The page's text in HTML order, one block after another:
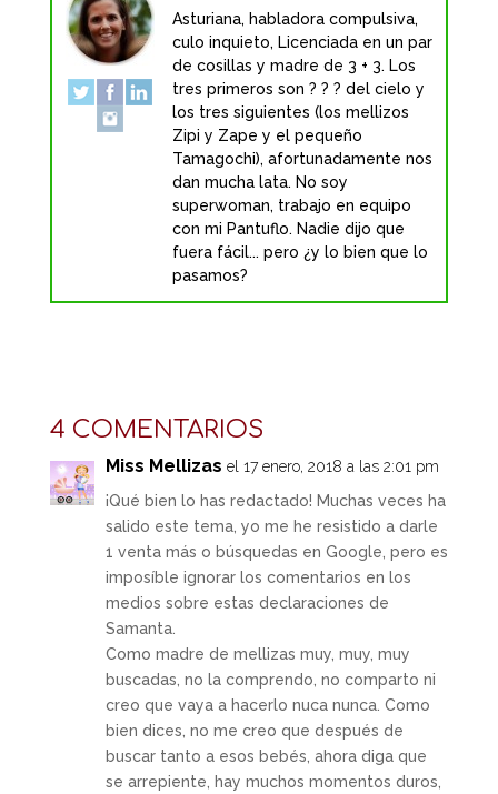
Asturiana, habladora compulsiva,
culo inquieto, Licenciada en un par
de cosillas y madre de 3 + 3. Los
tres primeros son ? ? ? del cielo y
los tres siguientes (los mellizos
Zipi y Zape y el pequeño
Tamagochi), afortunadamente nos
dan mucha lata. No soy
superwoman, trabajo en equipo
con mi Pantuflo. Nadie dijo que
fuera fácil... pero ¿y lo bien que lo
pasamos?
4 COMENTARIOS
Miss Mellizas el 17 enero, 2018 a las 2:01 pm
¡Qué bien lo has redactado! Muchas veces ha
salido este tema, yo me he resistido a darle
1 venta más o búsquedas en Google, pero es
imposíble ignorar los comentarios en los
medios sobre estas declaraciones de
Samanta.
Como madre de mellizas muy, muy, muy
buscadas, no la comprendo, no comparto ni
creo que vaya a hacerlo nuca nunca. Como
bien dices, no me creo que después de
buscar tanto a esos bebés, ahora diga que
se arrepiente, hay muchos momentos duros,